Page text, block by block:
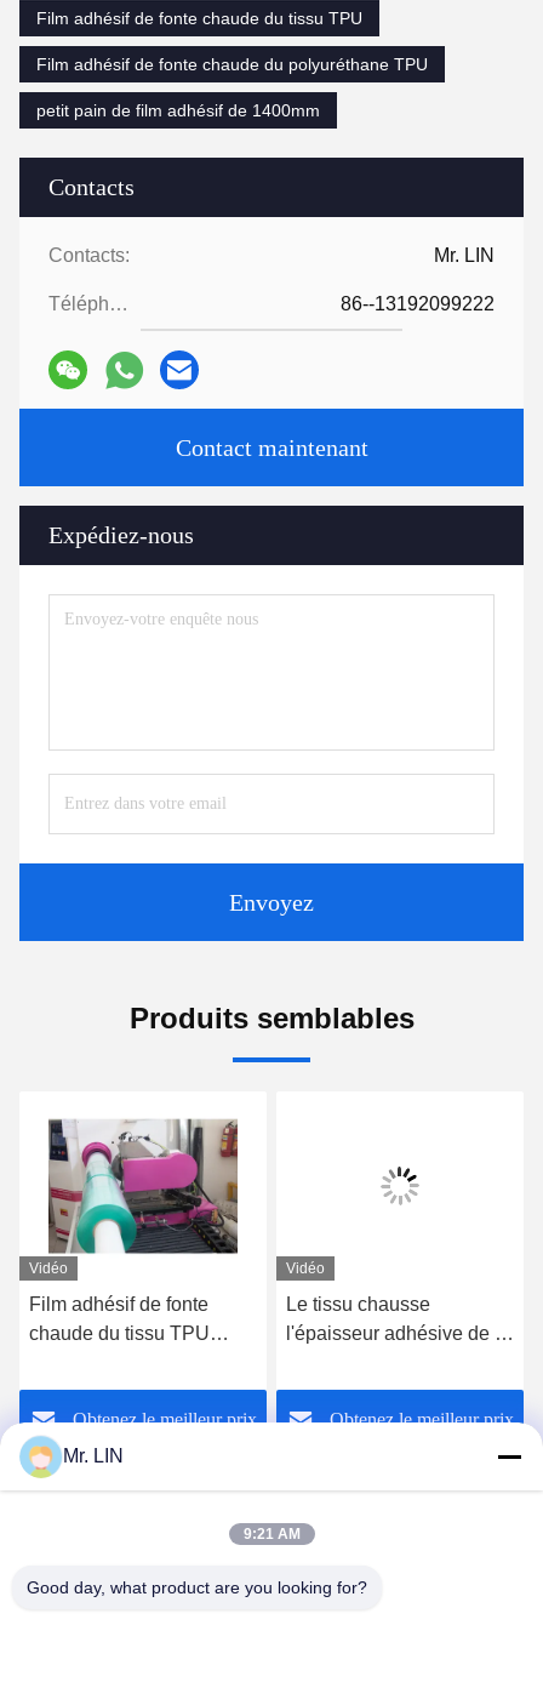
Contacts
Contacts: Mr. LIN
Téléphone: 86--13192099222
Contact maintenant
Expédiez-nous
Envoyez
Film adhésif de fonte chaude du tissu TPU
Film adhésif de fonte chaude du polyuréthane TPU
petit pain de film adhésif de 1400mm
Produits semblables
Vidéo
Film adhésif de fonte
chaude du tissu TPU
Microfiber
Obtenez le meilleur prix
Vidéo
Le tissu chausse
l'épaisseur adhésive de la
0.15cm de TPU avec le
transporteur de film de PE
Obtenez le meilleur prix
Guangdong Jinhonghai New Material
Mr. LIN
9:21 AM
Good day, what product are you looking for?